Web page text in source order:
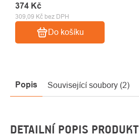
309,09 Kč bez DPH
374 Kč
Do košíku
Popis Související soubory (2)
DETAILNÍ POPIS